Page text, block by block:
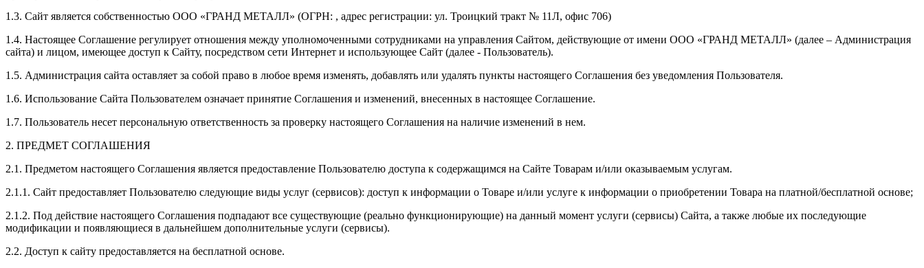
1.3. Сайт является собственностью ООО «ГРАНД МЕТАЛЛ» (ОГРН: , адрес регистрации: ул. Троицкий тракт № 11Л, офис 706)
1.4. Настоящее Соглашение регулирует отношения между уполномоченными сотрудниками на управления Сайтом, действующие от имени ООО «ГРАНД МЕТАЛЛ» (далее – Администрация
сайта) и лицом, имеющее доступ к Сайту, посредством сети Интернет и использующее Сайт (далее - Пользователь).
1.5. Администрация сайта оставляет за собой право в любое время изменять, добавлять или удалять пункты настоящего Соглашения без уведомления Пользователя.
1.6. Использование Сайта Пользователем означает принятие Соглашения и изменений, внесенных в настоящее Соглашение.
1.7. Пользователь несет персональную ответственность за проверку настоящего Соглашения на наличие изменений в нем.
2. ПРЕДМЕТ СОГЛАШЕНИЯ
2.1. Предметом настоящего Соглашения является предоставление Пользователю доступа к содержащимся на Сайте Товарам и/или оказываемым услугам.
2.1.1. Сайт предоставляет Пользователю следующие виды услуг (сервисов): доступ к информации о Товаре и/или услуге к информации о приобретении Товара на платной/бесплатной основе;
2.1.2. Под действие настоящего Соглашения подпадают все существующие (реально функционирующие) на данный момент услуги (сервисы) Сайта, а также любые их последующие
модификации и появляющиеся в дальнейшем дополнительные услуги (сервисы).
2.2. Доступ к сайту предоставляется на бесплатной основе.